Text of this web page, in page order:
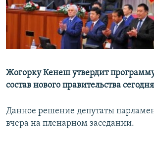
Жогорку Кенеш утвердит
состав нового правительства
Данное решение депутаты
вчера на пленарном заседании.